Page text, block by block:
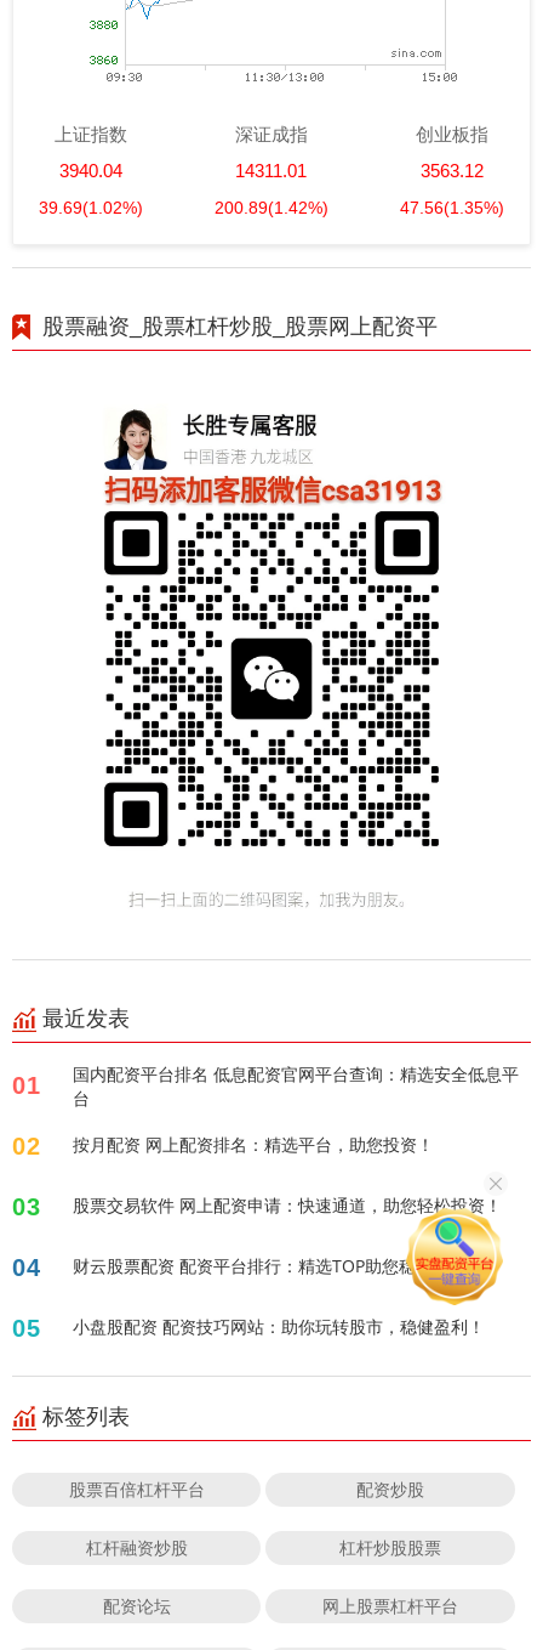
上证指数
3940.04
39.69(1.02%)
深证成指
14311.01
200.89(1.42%)
创业板指
3563.12
47.56(1.35%)
股票融资_股票杠杆炒股_股票网上配资平
最近发表
01
国内配资平台排名 低息配资官网平台查询：精选安全低息平
台
02 按月配资 网上配资排名：精选平台，助您投资！
03 股票交易软件 网上配资申请：快速通道，助您轻松投资！
04 财云股票配资 配资平台排行：精选TOP助您稳健投资！
05 小盘股配资 配资技巧网站：助你玩转股市，稳健盈利！
标签列表
股票百倍杠杆平台 配资炒股
杠杆融资炒股 杠杆炒股股票
配资论坛 网上股票杠杆平台